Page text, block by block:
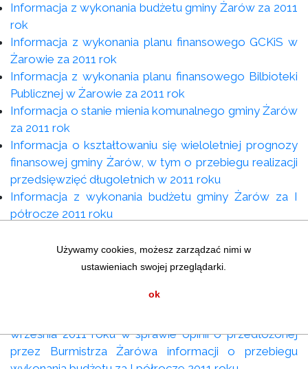
Używamy cookies, możesz zarządzać nimi w
ustawieniach swojej przeglądarki.
ok
Informacja z wykonania budżetu gminy Żarów za 2011
rok
Informacja z wykonania planu finansowego GCKiS w
Żarowie za 2011 rok
Informacja z wykonania planu finansowego Bilbioteki
Publicznej w Żarowie za 2011 rok
Informacja o stanie mienia komunalnego gminy Żarów
za 2011 rok
Informacja o kształtowaniu się wieloletniej prognozy
finansowej gminy Żarów, w tym o przebiegu realizacji
przedsięwzięć długoletnich w 2011 roku
Informacja z wykonania budżetu gminy Żarów za I
półrocze 2011 roku
Żarowie za I półrocze 2011 roku
Informacja z wykonania planu finansowego Bilioteki
Uchwała nr III/181/2011 Składu Orzekającego
września 2011 roku w sprawie opinii o przedłożonej
przez Burmistrza Żarówa informacji o przebiegu